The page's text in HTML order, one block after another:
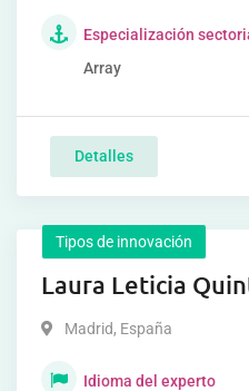
Especialización
Array
Detalles
Tipos de innovación
Laura Leticia
Madrid, España
Idioma del experto